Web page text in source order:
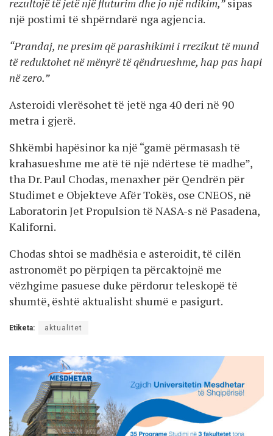
rezultojë të jetë një fluturim dhe jo një ndikim,”sipas
një postimi të shpërndarë nga agjencia.
“Prandaj, ne presim që parashikimi i rrezikut të mund
të reduktohet në mënyrë të qëndrueshme, hap pas hapi
në zero.”
Asteroidi vlerësohet të jetë nga 40 deri në 90
metra i gjerë.
Shkëmbi hapësinor ka një “gamë përmasash të
krahasueshme me atë të një ndërtese të madhe”,
tha Dr. Paul Chodas, menaxher për Qendrën për
Studimet e Objekteve Afër Tokës, ose CNEOS, në
Laboratorin Jet Propulsion të NASA-s në Pasadena,
Kaliforni.
Chodas shtoi se madhësia e asteroidit, të cilën
astronomët po përpiqen ta përcaktojnë me
vëzhgime pasuese duke përdorur teleskopë të
shumtë, është aktualisht shumë e pasigurt.
Etiketa: aktualitet